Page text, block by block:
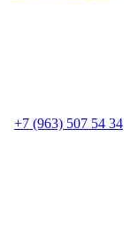
+7 (963) 507 54 34